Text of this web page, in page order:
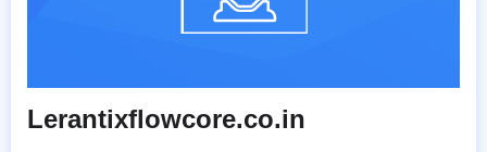
Lerantixflowcore.co.in